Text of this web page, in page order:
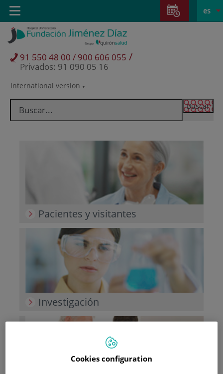
Saltar al contenido
Saltar
contenido
Selector
idioma
activo
es
International version
91 550 48 00 / 900 606 055 /
Privados: 91 090 05 16
Toggle
navigation
Pacientes y visitantes
Investigación
Cookies configuration